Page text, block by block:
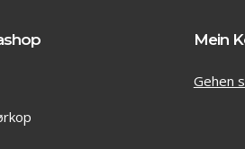
Mein
Gehen